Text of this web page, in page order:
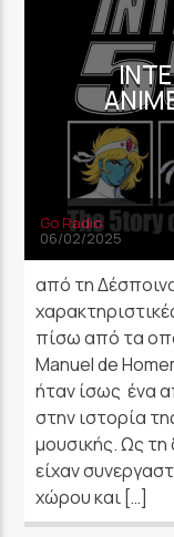
Go Radio
06/02/2025
από τη
πίσω από τα
Manuel de
ήταν ίσως ένα
στην ιστορία
μουσικής. Ως τη
είχαν
χώρου και […]